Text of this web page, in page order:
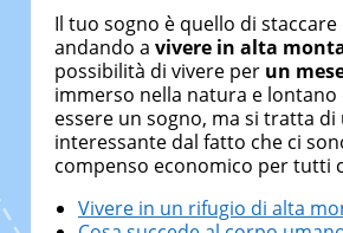
numerose testate ed è
Il tuo sogno è quello di
andando a vivere in alta
possibilità di vivere per un
immerso nella natura e
essere un sogno, ma si tratta
interessante dal fatto che ci
compenso economico per tutti
Vivere in un rifugio di alta